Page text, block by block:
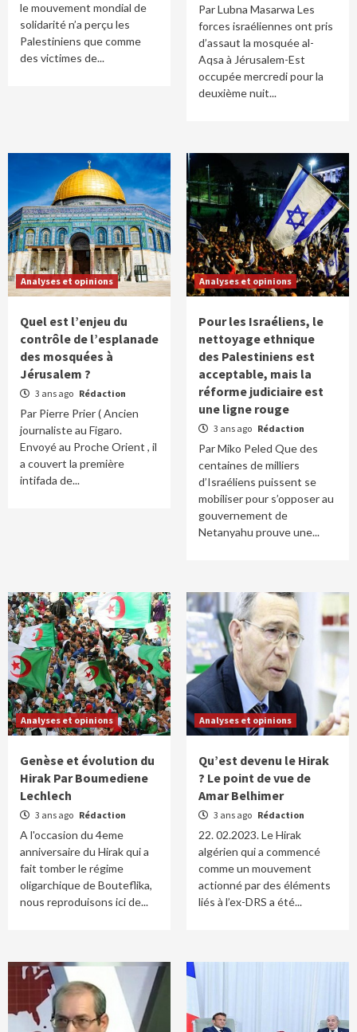
le mouvement mondial de
solidarité n’a perçu les
Palestiniens que comme
des victimes de...
Par Lubna Masarwa Les
forces israéliennes ont pris
d’assaut la mosquée al-
Aqsa à Jérusalem-Est
occupée mercredi pour la
deuxième nuit...
Analyses et opinions
Quel est l’enjeu du
contrôle de l’esplanade
des mosquées à
Jérusalem ?
3 ans ago Rédaction
Par Pierre Prier ( Ancien
journaliste au Figaro.
Envoyé au Proche Orient , il
a couvert la première
intifada de...
Analyses et opinions
Pour les Israéliens, le
nettoyage ethnique
des Palestiniens est
acceptable, mais la
réforme judiciaire est
une ligne rouge
3 ans ago Rédaction
Par Miko Peled Que des
centaines de milliers
d’Israéliens puissent se
mobiliser pour s’opposer au
gouvernement de
Netanyahu prouve une...
Analyses et opinions
Genèse et évolution du
Hirak Par Boumediene
Lechlech
3 ans ago Rédaction
A l'occasion du 4eme
anniversaire du Hirak qui a
fait tomber le régime
oligarchique de Bouteflika,
nous reproduisons ici de...
Analyses et opinions
Qu’est devenu le Hirak
? Le point de vue de
Amar Belhimer
3 ans ago Rédaction
22. 02.2023. Le Hirak
algérien qui a commencé
comme un mouvement
actionné par des éléments
liés à l’ex-DRS a été...